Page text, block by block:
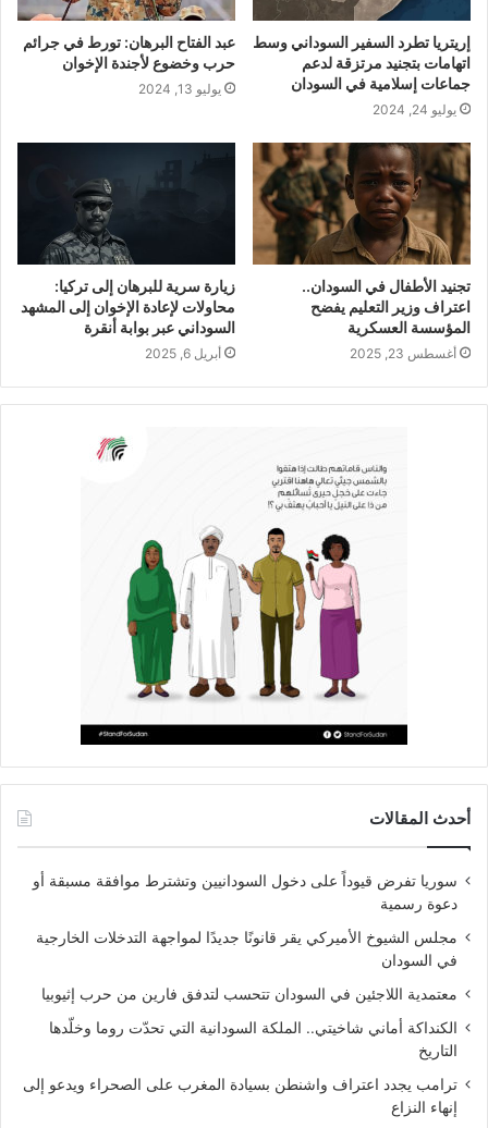
إريتريا تطرد السفير السوداني وسط
اتهامات بتجنيد مرتزقة لدعم
جماعات إسلامية في السودان
يوليو 24, 2024
عبد الفتاح البرهان: تورط في جرائم
حرب وخضوع لأجندة الإخوان
يوليو 13, 2024
تجنيد الأطفال في السودان..
اعتراف وزير التعليم يفضح
المؤسسة العسكرية
أغسطس 23, 2025
زيارة سرية للبرهان إلى تركيا:
محاولات لإعادة الإخوان إلى المشهد
السوداني عبر بوابة أنقرة
أبريل 6, 2025
أحدث المقالات
سوريا تفرض قيوداً على دخول السودانيين وتشترط موافقة مسبقة أو
دعوة رسمية
مجلس الشيوخ الأميركي يقر قانونًا جديدًا لمواجهة التدخلات الخارجية
في السودان
معتمدية اللاجئين في السودان تتحسب لتدفق فارين من حرب إثيوبيا
الكنداكة أماني شاخيتي.. الملكة السودانية التي تحدّت روما وخلّدها
التاريخ
ترامب يجدد اعتراف واشنطن بسيادة المغرب على الصحراء ويدعو إلى
إنهاء النزاع